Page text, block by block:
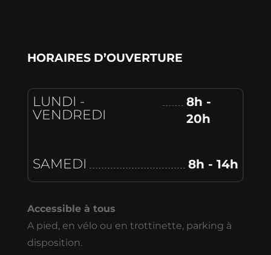
HORAIRES D’OUVERTURE
LUNDI -
VENDREDI
8h -
20h
SAMEDI 8h - 14h
Accessible à tous
A pied, en vélo ou en trottinette, parking à
disposition.